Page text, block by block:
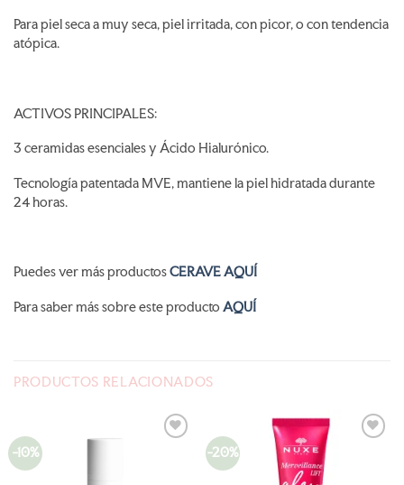
Para piel seca a muy seca, piel irritada, con picor, o con tendencia
atópica.
ACTIVOS PRINCIPALES:
3 ceramidas esenciales y Ácido Hialurónico.
Tecnología patentada MVE, mantiene la piel hidratada durante
24 horas.
Puedes ver más productosCERAVE AQUÍ
Para saber más sobre este producto AQUÍ
PRODUCTOS RELACIONADOS
-10% -20%